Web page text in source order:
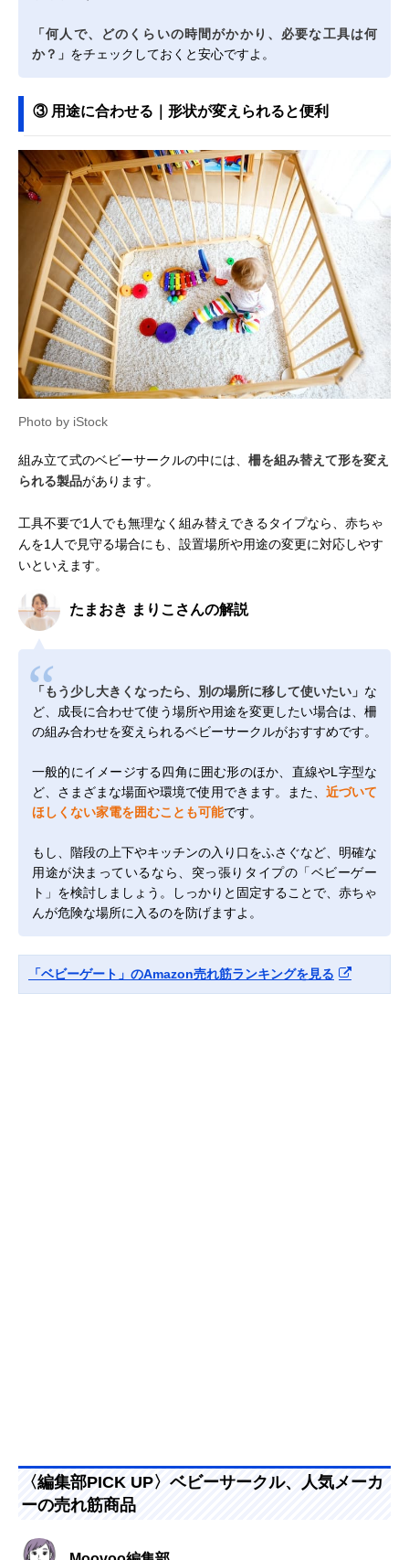
「何人で、どのくらいの時間がかかり、必要な工具は何
か？」 をチェックしておくと安心ですよ。
③ 用途に合わせる｜形状が変えられると便利
Photo by iStock
組み立て式のベビーサークルの中には、 柵を組み替えて形を変え
られる製品があります。
工具不要で1人でも無理なく組み替えできるタイプなら、赤ちゃ
んを1人で見守る場合にも、設置場所や用途の変更に対応しやす
いといえます。
たまおき まりこさんの解説
「もう少し大きくなったら、別の場所に移して使いたい」 な
ど、成長に合わせて使う場所や用途を変更したい場合は、柵
の組み合わせを変えられるベビーサークルがおすすめです。
一般的にイメージする四角に囲む形のほか、直線やL字型な
ど、さまざまな場面や環境で使用できます。また、 近づいて
ほしくない家電を囲むことも可能です。
もし、階段の上下やキッチンの入り口をふさぐなど、明確な
用途が決まっているなら、突っ張りタイプの「ベビーゲー
ト」を検討しましょう。しっかりと固定することで、赤ちゃ
んが危険な場所に入るのを防げますよ。
「ベビーゲート」のAmazon売れ筋ランキングを見る
〈編集部PICK UP〉ベビーサークル、人気メーカ
ーの売れ筋商品